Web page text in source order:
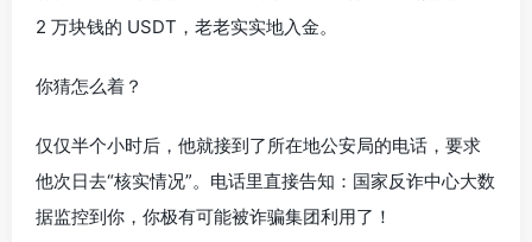
2 万块钱的 USDT，老老实实地入金。
你猜怎么着？
仅仅半个小时后，他就接到了所在地公安局的电话，要求
他次日去“核实情况”。电话里直接告知：国家反诈中心大数
据监控到你，你极有可能被诈骗集团利用了！